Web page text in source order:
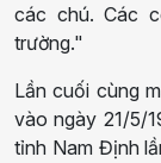
các chú. Các
trường."
Lần cuối cùng
vào ngày 21/5/
tỉnh Nam Định